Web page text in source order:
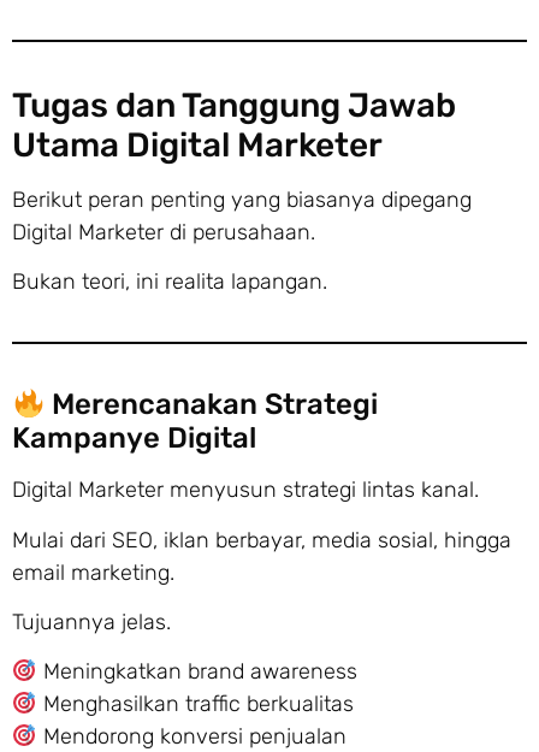
Tugas dan Tanggung Jawab
Utama Digital Marketer
Berikut peran penting yang biasanya dipegang
Digital Marketer di perusahaan.
Bukan teori, ini realita lapangan.
Merencanakan Strategi
Kampanye Digital
Digital Marketer menyusun strategi lintas kanal.
Mulai dari SEO, iklan berbayar, media sosial, hingga
email marketing.
Tujuannya jelas.
Meningkatkan brand awareness
Menghasilkan traffic berkualitas
Mendorong konversi penjualan